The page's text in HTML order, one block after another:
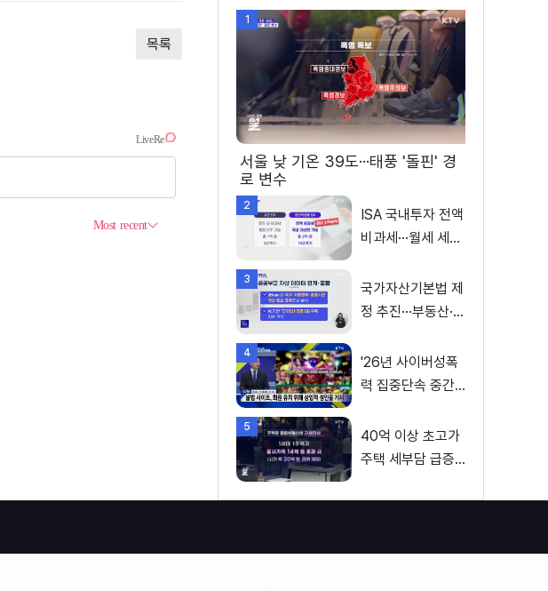
목록
1
서울 낮 기온 39도···태풍 '돌핀' 경
로 변수
2
ISA 국내투자 전액
비과세···월세 세액
3
국가자산기본법 제
정 추진···부동산·주
4
'26년 사이버성폭
력 집중단속 중간
진계획은?
5
40억 이상 초고가
주택 세부담 급증···
화